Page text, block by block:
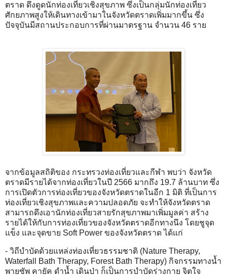
ตราด ดึงดูดนักท่องเที่ยวเชิงสุขภาพ ซึ่งเป็นกลุ่มนักท่องเที่ยว
ศักยภาพสูงให้เดินทางเข้ามาในจังหวัดตราดเพิ่มมากขึ้น ซึ่ง
ปัจจุบันมีสถานประกอบการที่ผ่านมาตรฐาน จำนวน 46 ราย
จากข้อมูลสถิติของ กระทรวงท่องเที่ยวและกีฬา พบว่า จังหวัด
ตราดมีรายได้จากท่องเที่ยวในปี 2566 มากถึง 19.7 ล้านบาท ซึ่ง
การเปิดตัวการท่องเที่ยวของจังหวัดตราดในอีก 1 มิติ ที่เป็นการ
ท่องเที่ยวเชิงสุขภาพและความปลอดภัย จะทำให้จังหวัดตราด
สามารถดึงเอานักท่องเที่ยวสายรักสุขภาพมาเพิ่มมูลค่า สร้าง
รายได้ให้กับการท่องเที่ยวของจังหวัดตราดอีกทางนึง โดยชูจุด
แข็ง และจุดขาย Soft Power ของจังหวัดตราด ได้แก่
- วิถีบำบัดด้วยแหล่งท่องเที่ยวธรรมชาติ (Nature Therapy,
Waterfall Bath Therapy, Forest Bath Therapy) กิจกรรมทางน้ำ
พายซัพ คายัค ดำน้ำ เดินป่า ก็เป็นการบำบัดร่างกาย จิตใจ